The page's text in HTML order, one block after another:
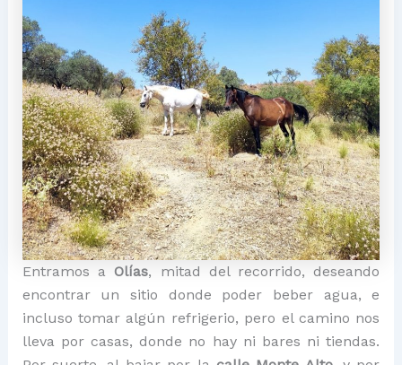
Entramos aOlías, mitad del recorrido, deseando
encontrar un sitio donde poder beber agua, e
incluso tomar algún refrigerio, pero el camino nos
lleva por casas, donde no hay ni bares ni tiendas.